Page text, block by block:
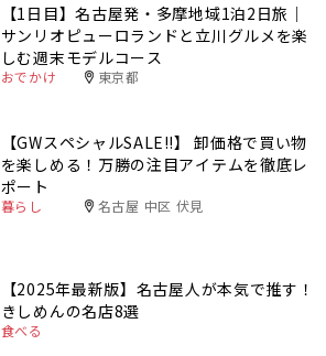
【1日目】名古屋発・多摩地域1泊2日旅｜
サンリオピューロランドと立川グルメを楽
しむ週末モデルコース
おでかけ 東京都
【GWスペシャルSALE‼︎】 卸価格で買い物
を楽しめる！万勝の注目アイテムを徹底レ
ポート
暮らし 名古屋 中区 伏見
【2025年最新版】名古屋人が本気で推す！
きしめんの名店8選
食べる